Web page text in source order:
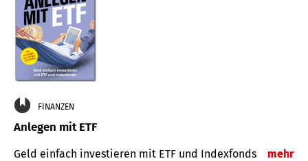
FINANZEN
Anlegen mit ETF
Geld einfach investieren mit ETF und Indexfonds mehr